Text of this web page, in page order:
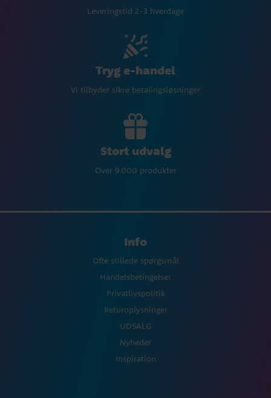
Leveringstid 2-3 hverdage
Tryg e-handel
Vi tilbyder sikre betalingsløsninger
Stort udvalg
Over 9.000 produkter
Info
Ofte stillede spørgsmål
Handelsbetingelser
Privatlivspolitik
Returoplysninger
UDSALG
Nyheder
Inspiration